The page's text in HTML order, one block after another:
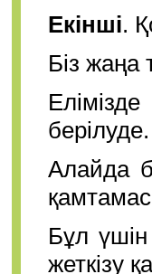
Екінші.
Біз жаңа
берілуде.
Алайда
Бұл
жеткізу